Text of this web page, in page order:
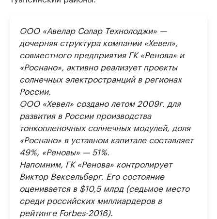
ООО «Авелар Солар Технолоджи» —
дочерняя структура компании «Хевел»,
совместного предприятия ГК «Ренова» и
«Роснано», активно реализует проекты
солнечных электространций в регионах
России.
ООО «Хевел» создано летом 2009г. для
развития в России производства
тонкопленочных солнечных модулей, доля
«Роснано» в уставном капитале составляет
49%, «Реновы» — 51%.
Напомним, ГК «Ренова» контролирует
Виктор Вексельберг. Его состояние
оценивается в $10,5 млрд (седьмое место
среди российских миллиардеров в
рейтинге Forbes-2016).